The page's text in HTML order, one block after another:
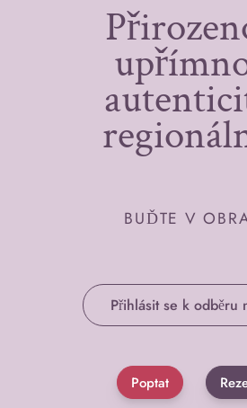
BUĎTE V
Přihlásit se k odběru
Poptat